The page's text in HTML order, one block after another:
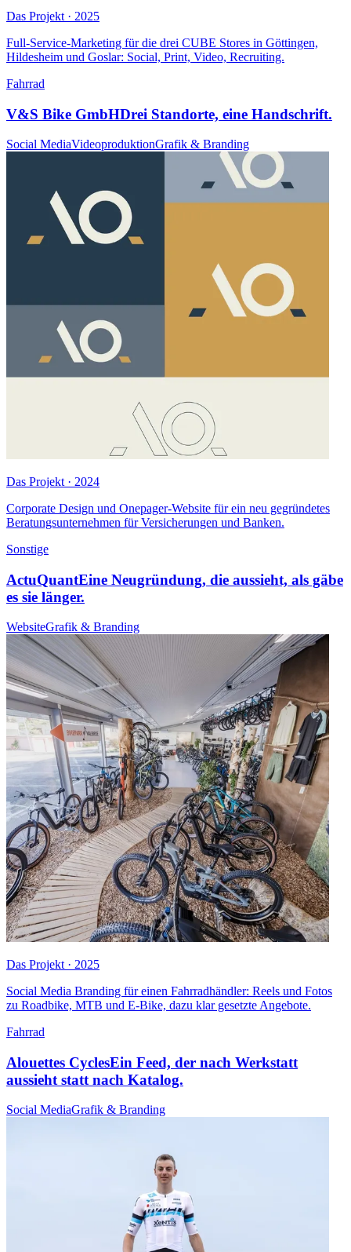
Das Projekt · 2025
Full-Service-Marketing für die drei CUBE Stores in Göttingen,
Hildesheim und Goslar: Social, Print, Video, Recruiting.
Fahrrad
V&S Bike GmbHDrei Standorte, eine Handschrift.
Social MediaVideoproduktionGrafik & Branding
Das Projekt · 2024
Corporate Design und Onepager-Website für ein neu gegründetes
Beratungsunternehmen für Versicherungen und Banken.
Sonstige
ActuQuantEine Neugründung, die aussieht, als gäbe
es sie länger.
WebsiteGrafik & Branding
Das Projekt · 2025
Social Media Branding für einen Fahrradhändler: Reels und Fotos
zu Roadbike, MTB und E-Bike, dazu klar gesetzte Angebote.
Fahrrad
Alouettes CyclesEin Feed, der nach Werkstatt
aussieht statt nach Katalog.
Social MediaGrafik & Branding